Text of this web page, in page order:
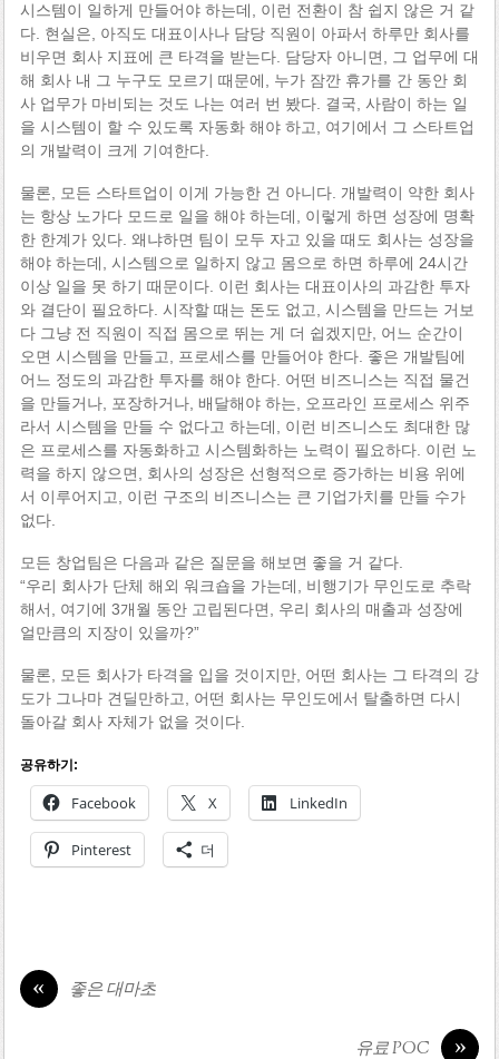
시스템이 일하게 만들어야 하는데, 이런 전환이 참 쉽지 않은 거 같
다. 현실은, 아직도 대표이사나 담당 직원이 아파서 하루만 회사를
비우면 회사 지표에 큰 타격을 받는다. 담당자 아니면, 그 업무에 대
해 회사 내 그 누구도 모르기 때문에, 누가 잠깐 휴가를 간 동안 회
사 업무가 마비되는 것도 나는 여러 번 봤다. 결국, 사람이 하는 일
을 시스템이 할 수 있도록 자동화 해야 하고, 여기에서 그 스타트업
의 개발력이 크게 기여한다.
물론, 모든 스타트업이 이게 가능한 건 아니다. 개발력이 약한 회사
는 항상 노가다 모드로 일을 해야 하는데, 이렇게 하면 성장에 명확
한 한계가 있다. 왜냐하면 팀이 모두 자고 있을 때도 회사는 성장을
해야 하는데, 시스템으로 일하지 않고 몸으로 하면 하루에 24시간
이상 일을 못 하기 때문이다. 이런 회사는 대표이사의 과감한 투자
와 결단이 필요하다. 시작할 때는 돈도 없고, 시스템을 만드는 거보
다 그냥 전 직원이 직접 몸으로 뛰는 게 더 쉽겠지만, 어느 순간이
오면 시스템을 만들고, 프로세스를 만들어야 한다. 좋은 개발팀에
어느 정도의 과감한 투자를 해야 한다. 어떤 비즈니스는 직접 물건
을 만들거나, 포장하거나, 배달해야 하는, 오프라인 프로세스 위주
라서 시스템을 만들 수 없다고 하는데, 이런 비즈니스도 최대한 많
은 프로세스를 자동화하고 시스템화하는 노력이 필요하다. 이런 노
력을 하지 않으면, 회사의 성장은 선형적으로 증가하는 비용 위에
서 이루어지고, 이런 구조의 비즈니스는 큰 기업가치를 만들 수가
없다.
모든 창업팀은 다음과 같은 질문을 해보면 좋을 거 같다.
“우리 회사가 단체 해외 워크숍을 가는데, 비행기가 무인도로 추락
해서, 여기에 3개월 동안 고립된다면, 우리 회사의 매출과 성장에
얼만큼의 지장이 있을까?”
물론, 모든 회사가 타격을 입을 것이지만, 어떤 회사는 그 타격의 강
도가 그나마 견딜만하고, 어떤 회사는 무인도에서 탈출하면 다시
돌아갈 회사 자체가 없을 것이다.
공유하기:
Facebook X LinkedIn
Pinterest 더
« 좋은 대마초
»
유료 POC